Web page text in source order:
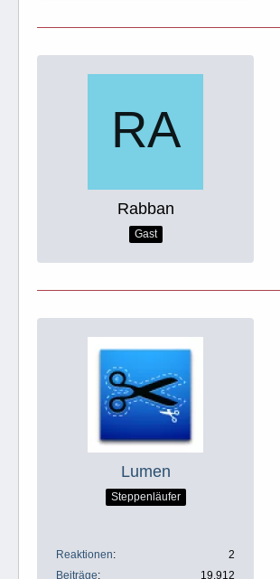
Rabban
Gast
Lumen
Steppenläufer
Reaktionen
2
Beiträge
19.912